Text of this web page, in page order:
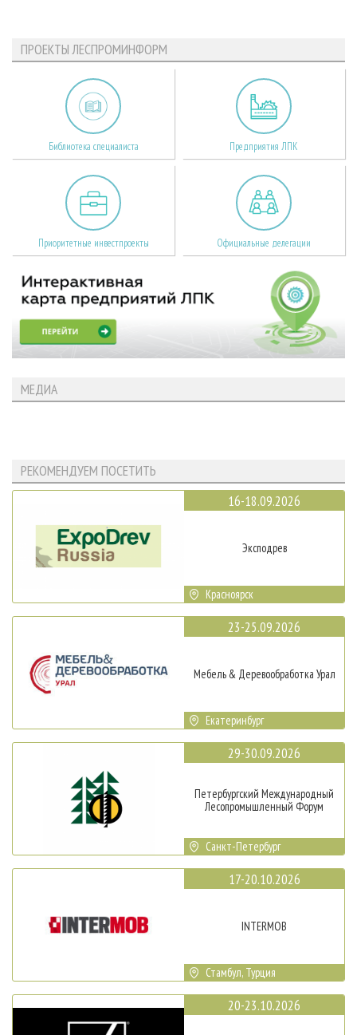
ПРОЕКТЫ ЛЕСПРОМИНФОРМ
Библиотека специалиста Предприятия ЛПК
Приоритетные инвестпроекты Официальные делегации
МЕДИА
РЕКОМЕНДУЕМ ПОСЕТИТЬ
16-18.09.2026
Эксподрев
Красноярск
23-25.09.2026
Мебель & Деревообработка Урал
Екатеринбург
29-30.09.2026
Петербургский Международный
Лесопромышленный Форум
Санкт-Петербург
17-20.10.2026
INTERMOB
Стамбул, Турция
20-23.10.2026